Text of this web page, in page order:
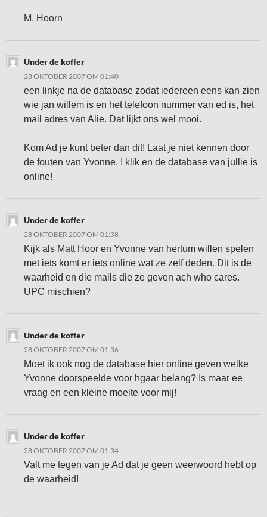
M. Hoorn
Under de koffer
28 OKTOBER 2007 OM 01:40
een linkje na de database zodat iedereen eens kan zien
wie jan willem is en het telefoon nummer van ed is, het
mail adres van Alie. Dat lijkt ons wel mooi.
Kom Ad je kunt beter dan dit! Laat je niet kennen door
de fouten van Yvonne. ! klik en de database van jullie is
online!
Under de koffer
28 OKTOBER 2007 OM 01:38
Kijk als Matt Hoor en Yvonne van hertum willen spelen
met iets komt er iets online wat ze zelf deden. Dit is de
waarheid en die mails die ze geven ach who cares.
UPC mischien?
Under de koffer
28 OKTOBER 2007 OM 01:36
Moet ik ook nog de database hier online geven welke
Yvonne doorspeelde voor hgaar belang? Is maar ee
vraag en een kleine moeite voor mij!
Under de koffer
28 OKTOBER 2007 OM 01:34
Valt me tegen van je Ad dat je geen weerwoord hebt op
de waarheid!